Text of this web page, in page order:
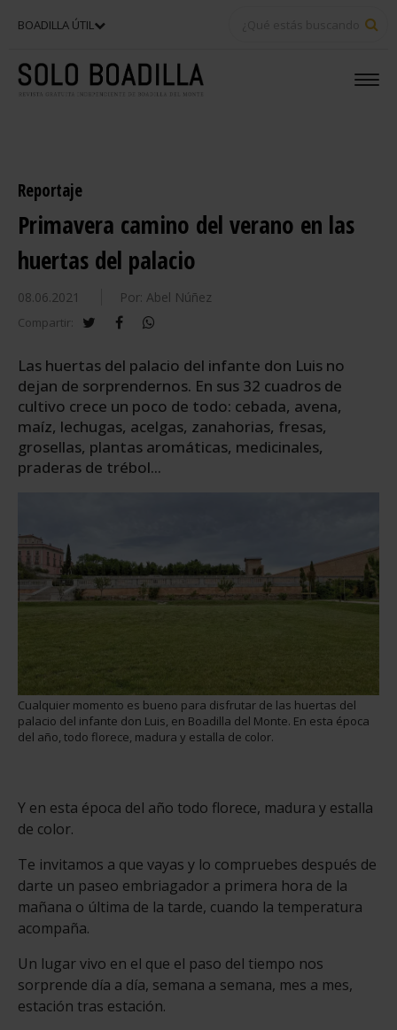
BOADILLA ÚTIL
Reportaje
Primavera camino del verano en las
huertas del palacio
08.06.2021 Por: Abel Núñez
Compartir: twitterfacebook
Las huertas del palacio del infante don Luis no
dejan de sorprendernos. En sus 32 cuadros de
cultivo crece un poco de todo: cebada, avena,
maíz, lechugas, acelgas, zanahorias, fresas,
grosellas, plantas aromáticas, medicinales,
praderas de trébol...
Cualquier momento es bueno para disfrutar de las huertas del
palacio del infante don Luis, en Boadilla del Monte. En esta época
del año, todo florece, madura y estalla de color.
Y en esta época del año todo florece, madura y estalla
de color.
Te invitamos a que vayas y lo compruebes después de
darte un paseo embriagador a primera hora de la
mañana o última de la tarde, cuando la temperatura
acompaña.
Un lugar vivo en el que el paso del tiempo nos
sorprende día a día, semana a semana, mes a mes,
estación tras estación.